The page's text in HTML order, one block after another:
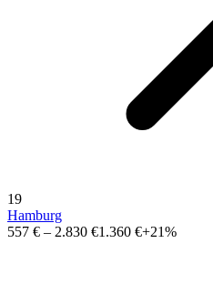
19
Hamburg
557 € – 2.830 €1.360 €+21%